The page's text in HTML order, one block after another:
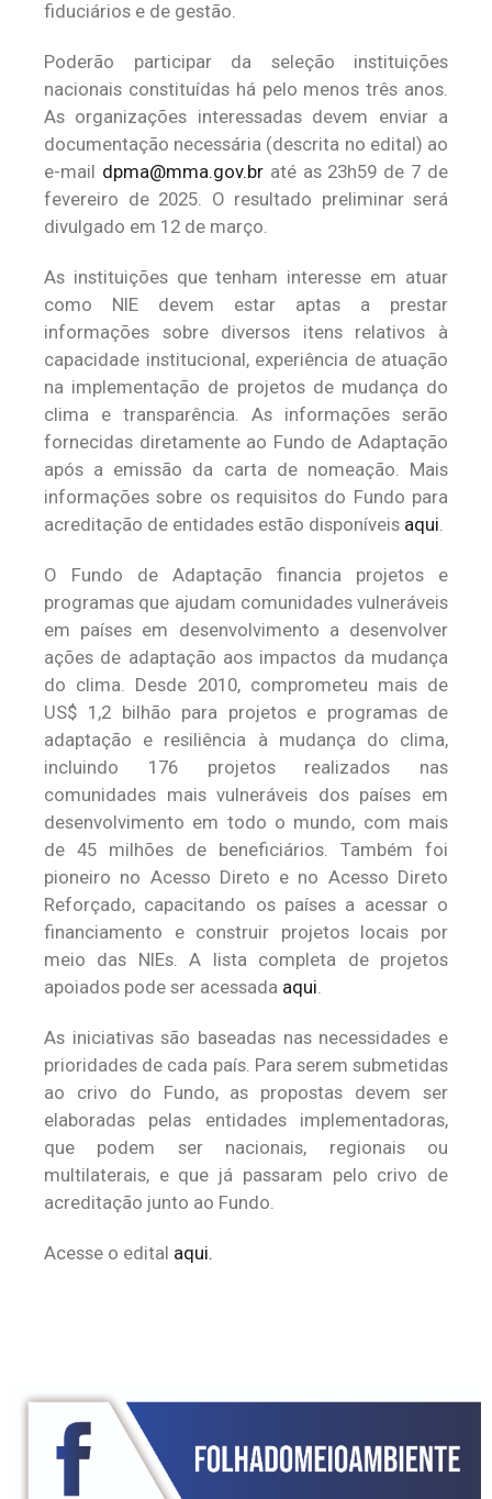
fiduciários e de gestão.
Poderão participar da seleção instituições
nacionais constituídas há pelo menos três anos.
As organizações interessadas devem enviar a
documentação necessária (descrita no edital) ao
e-mail dpma@mma.gov.braté as 23h59 de 7 de
fevereiro de 2025. O resultado preliminar será
divulgado em 12 de março.
As instituições que tenham interesse em atuar
como NIE devem estar aptas a prestar
informações sobre diversos itens relativos à
capacidade institucional, experiência de atuação
na implementação de projetos de mudança do
clima e transparência. As informações serão
fornecidas diretamente ao Fundo de Adaptação
após a emissão da carta de nomeação. Mais
informações sobre os requisitos do Fundo para
acreditação de entidades estão disponíveis aqui.
O Fundo de Adaptação financia projetos e
programas que ajudam comunidades vulneráveis
em países em desenvolvimento a desenvolver
ações de adaptação aos impactos da mudança
do clima. Desde 2010, comprometeu mais de
US$ 1,2 bilhão para projetos e programas de
adaptação e resiliência à mudança do clima,
incluindo 176 projetos realizados nas
comunidades mais vulneráveis dos países em
desenvolvimento em todo o mundo, com mais
de 45 milhões de beneficiários. Também foi
pioneiro no Acesso Direto e no Acesso Direto
Reforçado, capacitando os países a acessar o
financiamento e construir projetos locais por
meio das NIEs. A lista completa de projetos
apoiados pode ser acessada aqui.
As iniciativas são baseadas nas necessidades e
prioridades de cada país. Para serem submetidas
ao crivo do Fundo, as propostas devem ser
elaboradas pelas entidades implementadoras,
que podem ser nacionais, regionais ou
multilaterais, e que já passaram pelo crivo de
acreditação junto ao Fundo.
Acesse o edital aqui.